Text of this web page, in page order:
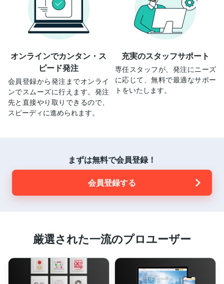
オンラインでカンタン・ス
ピード発注
会員登録から発注までオンライ
ンでスムーズに行えます。発注
先と直接やり取りできるので、
スピーディに進められます。
充実のスタッフサポート
専任スタッフが、発注にニーズ
に応じて、無料で最適なサポー
トをいたします。
まずは無料で会員登録！
会員登録する
厳選された一流のプロユーザー